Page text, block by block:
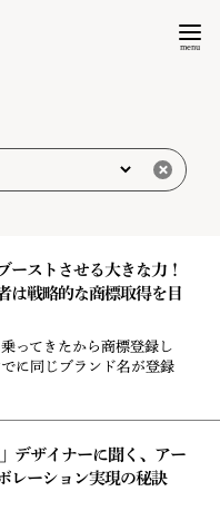
menu
ーストさせる大きな力！
は戦略的な商標取得を目
ってきたから商標登録し
に同じブランド名が登録
」デザイナーに聞く、アー
レーション実現の秘訣